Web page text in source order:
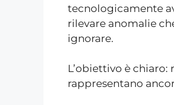
tecnologicamente
rilevare anomalie
ignorare.
L’obiettivo è
rappresentano